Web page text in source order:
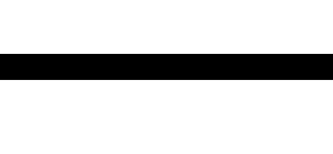
Bunntekst